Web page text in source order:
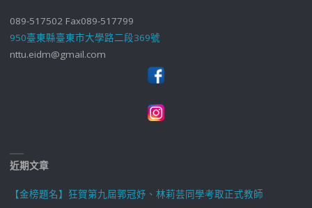
089-517502 Fax089-517799
950臺東縣臺東市大學路二段369號
nttu.eidm@gmail.com
近期文章
【金榜題名】狂賀第九屆郭冠妤、林莉芸同學考取正式教師